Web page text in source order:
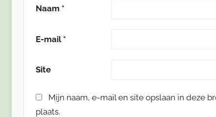
Naam *
E-mail *
Site
Mijn naam, e-mail en site opslaan in deze
plaats.